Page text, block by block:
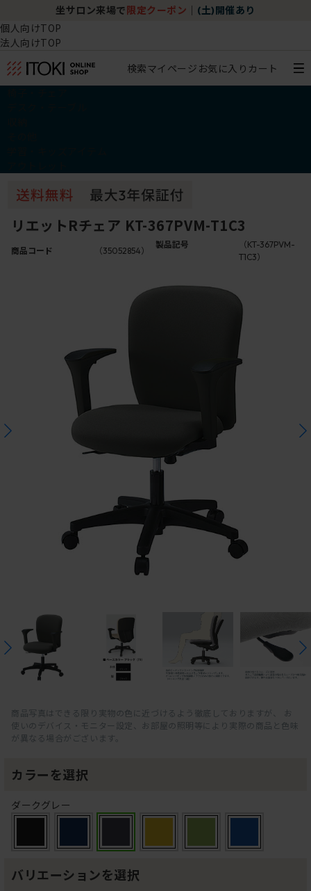
坐サロン来場で 限定クーポン (土)開催あり
個人向けTOP
法人向けTOP
検索マイページ お気に入り カート
リエットRチェア KT-367PVM-T1C3
商品コード （35052854）
製品記号
（KT-367PVM-
T1C3）
商品写真はできる限り実物の色に近づけるよう徹底しておりますが、 お
使いのデバイス・モニター設定、お部屋の照明等により実際の商品と色味
が異なる場合がございます。
カラーを選択
ダークグレー
バリエーションを選択